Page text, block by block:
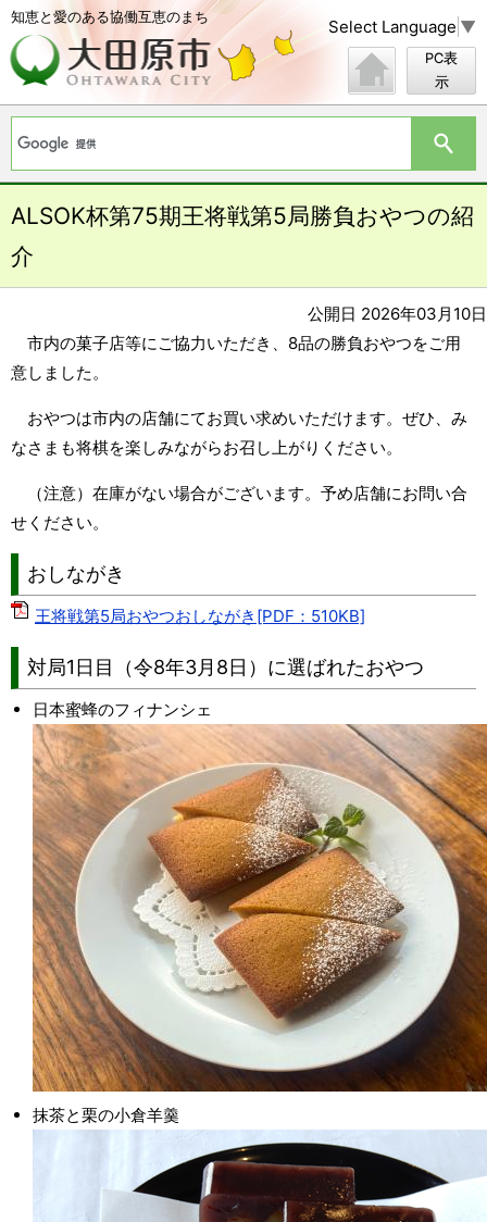
知恵と愛のある協働互恵のまち Select Language ▼
PC表
示
ALSOK杯第75期王将戦第5局勝負おやつの紹
介
公開日 2026年03月10日
市内の菓子店等にご協力いただき、8品の勝負おやつをご用
意しました。
おやつは市内の店舗にてお買い求めいただけます。ぜひ、み
なさまも将棋を楽しみながらお召し上がりください。
（注意）在庫がない場合がございます。予め店舗にお問い合
せください。
おしながき
王将戦第5局おやつおしながき[PDF：510KB]
対局1日目（令8年3月8日）に選ばれたおやつ
日本蜜蜂のフィナンシェ
抹茶と栗の小倉羊羹